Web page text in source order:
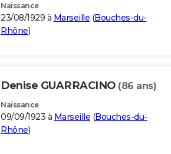
Naissance
23/08/1929 à Marseille (Bouches-du-
Rhône)
Denise GUARRACINO (86 ans)
Naissance
09/09/1923 à Marseille (Bouches-du-
Rhône)